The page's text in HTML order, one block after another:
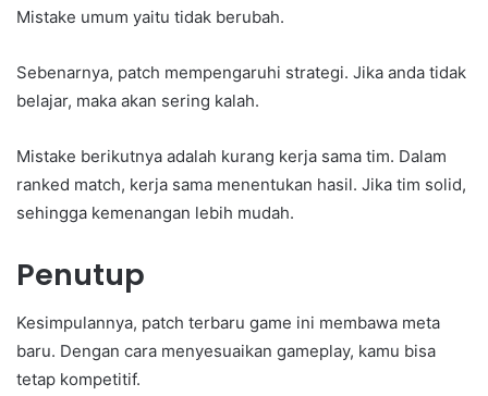
Mistake umum yaitu tidak berubah.
Sebenarnya, patch mempengaruhi strategi. Jika anda tidak
belajar, maka akan sering kalah.
Mistake berikutnya adalah kurang kerja sama tim. Dalam
ranked match, kerja sama menentukan hasil. Jika tim solid,
sehingga kemenangan lebih mudah.
Penutup
Kesimpulannya, patch terbaru game ini membawa meta
baru. Dengan cara menyesuaikan gameplay, kamu bisa
tetap kompetitif.